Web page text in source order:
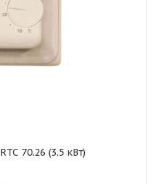
70.26 (3.5 кВт)